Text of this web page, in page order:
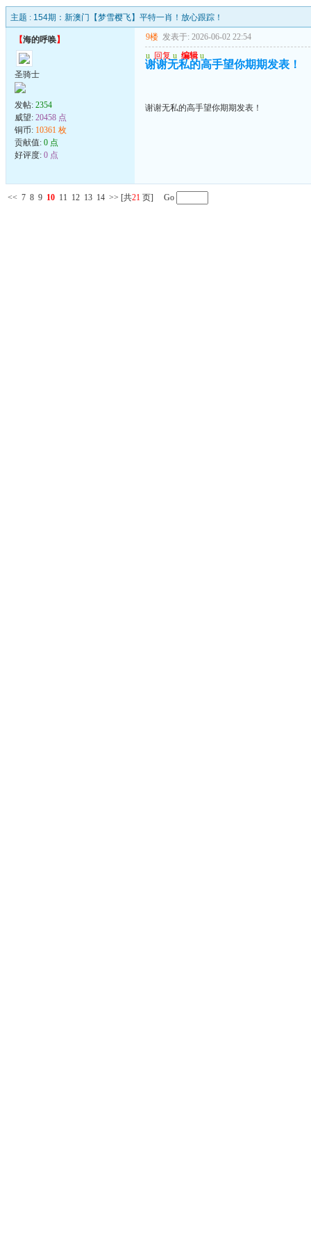
主题 : 154期：新澳门【梦雪樱飞】平特一肖！放心跟踪！
【海的呼唤】
圣骑士
发帖: 2354
威望: 20458 点
铜币: 10361 枚
贡献值: 0 点
好评度: 0 点
9楼 发表于: 2026-06-02 22:54
u 回复 u 编辑 u
谢谢无私的高手望你期期发表！
谢谢无私的高手望你期期发表！
<< 7 8 9 10 11 12 13 14 >> [共21 页] Go